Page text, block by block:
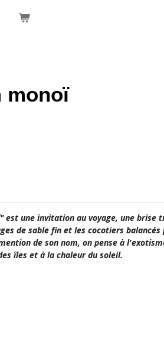
monoï
est une invitation au voyage, une brise
de sable fin et les cocotiers balancés
de son nom, on pense à
îles et à la chaleur du soleil.